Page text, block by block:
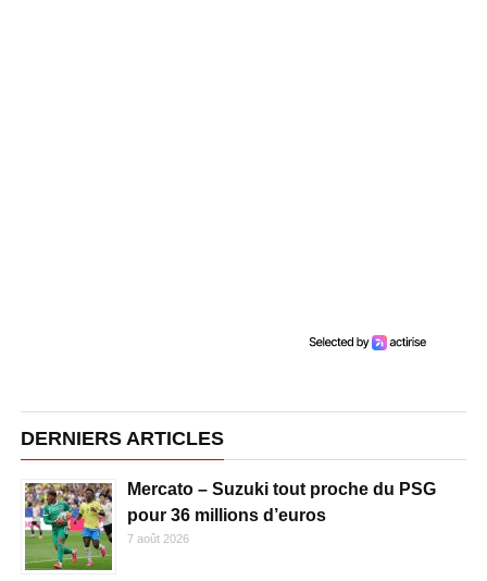
DERNIERS ARTICLES
Mercato – Suzuki tout proche du PSG
pour 36 millions d’euros
7 août 2026